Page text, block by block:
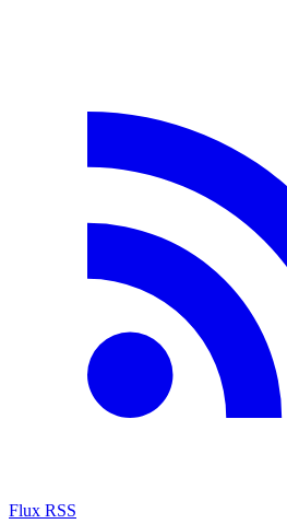
Flux RSS